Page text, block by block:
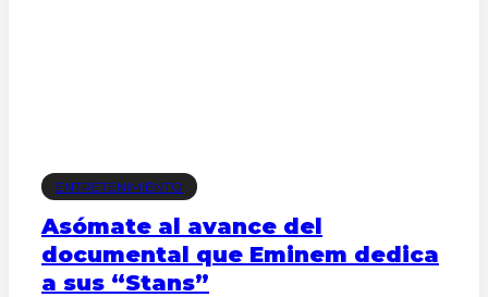
ENTRETENIMIENTO
Asómate al avance del
documental que Eminem dedica
a sus “Stans”